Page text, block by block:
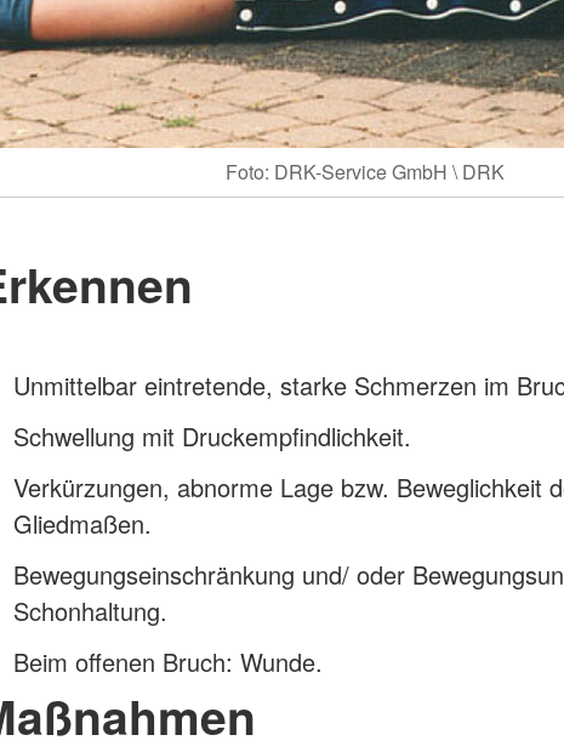
Foto: DRK-Service GmbH \ DRK
Unmittelbar eintretende, starke Schmerzen im
Schwellung mit Druckempfindlichkeit.
Verkürzungen, abnorme Lage bzw. Beweglichkeit
Gliedmaßen.
Bewegungseinschränkung und/ oder
Schonhaltung.
Beim offenen Bruch: Wunde.